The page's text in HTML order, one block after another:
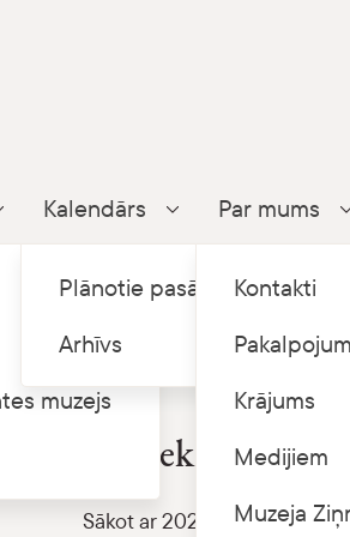
apakšizvēlni
muzejs
Kalendārs Parādīt apakšizvēlni
Plānotie pasākumi
Arhīvs
Par mums
Kontakti
Krājums
Medijiem
Muzeja
vēstures
Apmeklētājiem
Sākot ar 2026. gada 21.